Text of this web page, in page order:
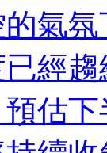
氣
經
估